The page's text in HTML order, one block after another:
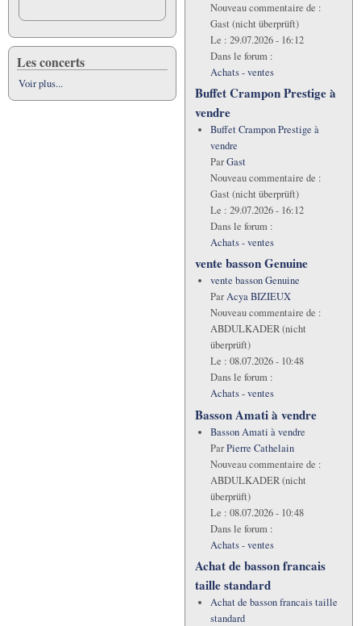
Les concerts
Voir plus...
Nouveau commentaire de :
Gast (nicht überprüft)
Le : 29.07.2026 - 16:12
Dans le forum :
Achats - ventes
Buffet Crampon Prestige à
vendre
Buffet Crampon Prestige à
vendre
ParGast
Nouveau commentaire de :
Gast (nicht überprüft)
Le : 29.07.2026 - 16:12
Dans le forum :
Achats - ventes
vente basson Genuine
vente basson Genuine
ParAcya BIZIEUX
Nouveau commentaire de :
ABDULKADER (nicht
überprüft)
Le : 08.07.2026 - 10:48
Dans le forum :
Achats - ventes
Basson Amati à vendre
Basson Amati à vendre
ParPierre Cathelain
Nouveau commentaire de :
ABDULKADER (nicht
überprüft)
Le : 08.07.2026 - 10:48
Dans le forum :
Achats - ventes
Achat de basson francais
taille standard
Achat de basson francais taille
standard